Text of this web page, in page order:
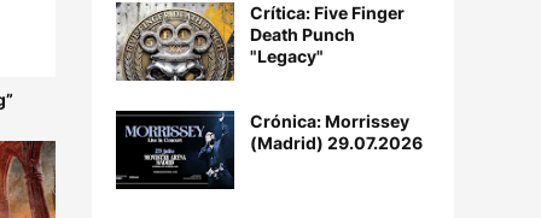
Crítica: Five Finger
Death Punch
"Legacy"
Crónica: Morrissey
(Madrid) 29.07.2026